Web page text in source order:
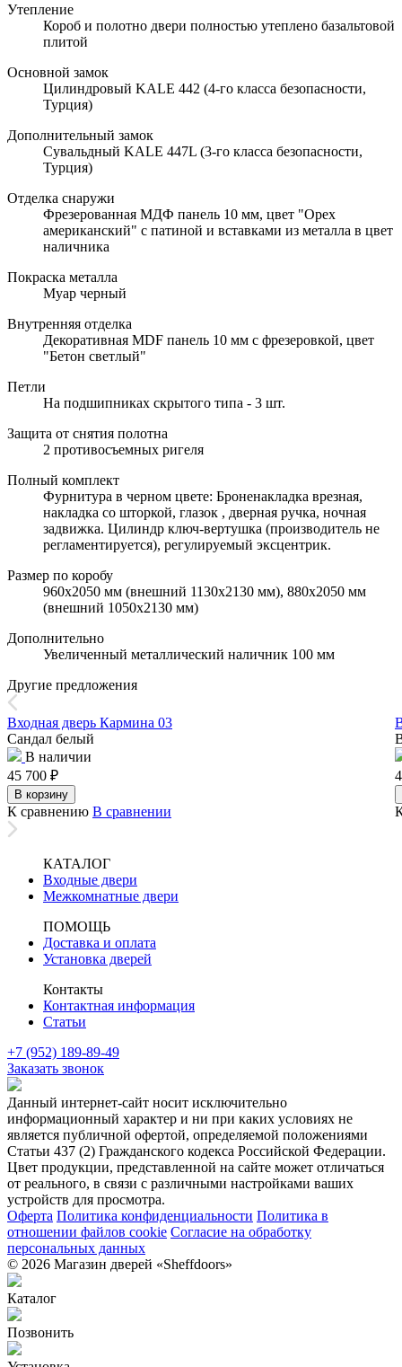
Утепление
Короб и полотно двери полностью утеплено базальтовой
плитой
Основной замок
Цилиндровый KALE 442 (4-го класса безопасности,
Турция)
Дополнительный замок
Сувальдный KALE 447L (3-го класса безопасности,
Турция)
Отделка снаружи
Фрезерованная МДФ панель 10 мм, цвет "Орех
американский" с патиной и вставками из металла в цвет
наличника
Покраска металла
Муар черный
Внутренняя отделка
Декоративная MDF панель 10 мм с фрезеровкой, цвет
"Бетон светлый"
Петли
На подшипниках скрытого типа - 3 шт.
Защита от снятия полотна
2 противосъемных ригеля
Полный комплект
Фурнитура в черном цвете: Броненакладка врезная,
накладка со шторкой, глазок , дверная ручка, ночная
задвижка. Цилиндр ключ-вертушка (производитель не
регламентируется), регулируемый эксцентрик.
Размер по коробу
960х2050 мм (внешний 1130х2130 мм), 880х2050 мм
(внешний 1050х2130 мм)
Дополнительно
Увеличенный металлический наличник 100 мм
Другие предложения
Входная дверь Кармина 03
Сандал белый
В наличии
45 700 ₽
В корзину
К сравнению В сравнении
КАТАЛОГ
Входные двери
Межкомнатные двери
ПОМОЩЬ
Доставка и оплата
Установка дверей
Контакты
Контактная информация
Статьи
+7 (952) 189-89-49
Заказать звонок
Данный интернет-сайт носит исключительно
информационный характер и ни при каких условиях не
является публичной офертой, определяемой положениями
Статьи 437 (2) Гражданского кодекса Российской Федерации.
Цвет продукции, представленной на сайте может отличаться
от реального, в связи с различными настройками ваших
устройств для просмотра.
Оферта Политика конфиденциальности Политика в
отношении файлов cookie Согласие на обработку
персональных данных
© 2026 Магазин дверей «Sheffdoors»
Каталог
Позвонить